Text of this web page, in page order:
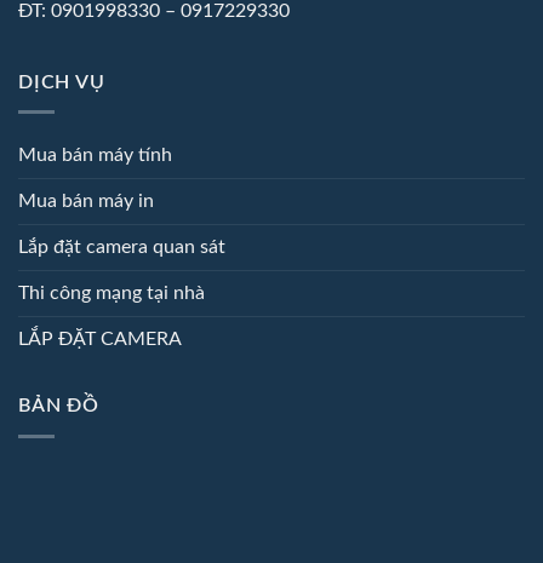
ĐT: 0901998330 – 0917229330
DỊCH VỤ
Mua bán máy tính
Mua bán máy in
Lắp đặt camera quan sát
Thi công mạng tại nhà
LẮP ĐẶT CAMERA
BẢN ĐỒ